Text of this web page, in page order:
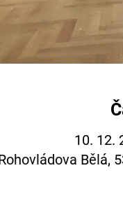
10. 12.
Bělá,